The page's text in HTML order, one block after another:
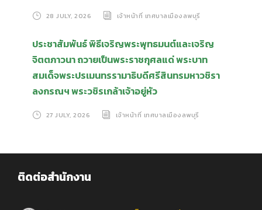
28 JULY, 2026 เจ้าหน้าที่ เทศบาลเมืองลพบุรี
ประชาสัมพันธ์ พิธีเจริญพระพุทธมนต์และเจริญ
จิตตภาวนา ถวายเป็นพระราชกุศลแด่ พระบาท
สมเด็จพระปรเมนทรรามาธิบดีศรีสินทรมหาวชิรา
ลงกรณฯ พระวชิรเกล้าเจ้าอยู่หัว
27 JULY, 2026 เจ้าหน้าที่ เทศบาลเมืองลพบุรี
ติดต่อสำนักงาน